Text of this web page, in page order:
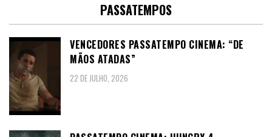
PASSATEMPOS
VENCEDORES PASSATEMPO CINEMA: “DE
MÃOS ATADAS”
22 DE JULHO, 2026